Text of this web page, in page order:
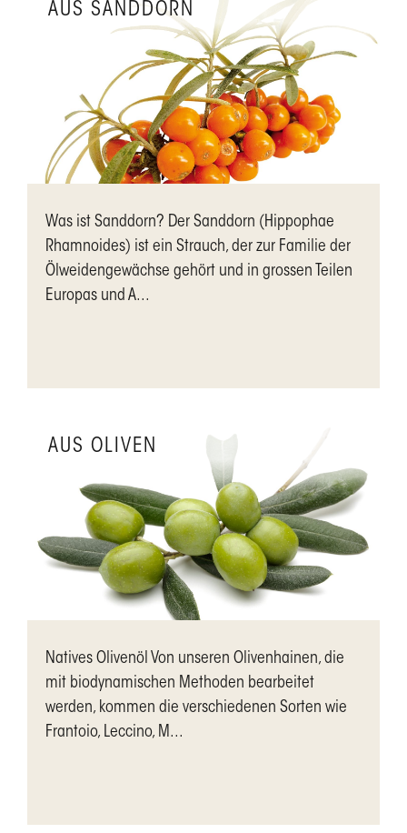
AUS SANDDORN
Was ist Sanddorn? Der Sanddorn (Hippophae
Rhamnoides) ist ein Strauch, der zur Familie der
Ölweidengewächse gehört und in grossen Teilen
Europas und A...
AUS OLIVEN
Natives Olivenöl Von unseren Olivenhainen, die
mit biodynamischen Methoden bearbeitet
werden, kommen die verschiedenen Sorten wie
Frantoio, Leccino, M...